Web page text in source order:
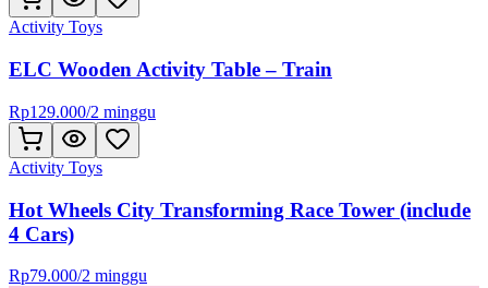
Activity Toys
ELC Wooden Activity Table – Train
Rp129.000/2 minggu
Activity Toys
Hot Wheels City Transforming Race Tower (include
4 Cars)
Rp79.000/2 minggu